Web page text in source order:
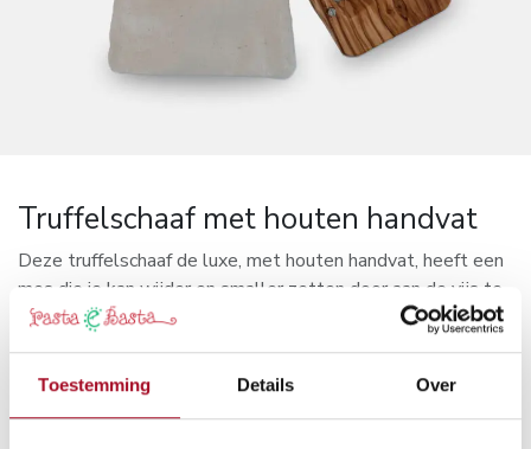
Toestemming Details Over
Truffelschaaf met houten handvat
Deze truffelschaaf de luxe, met houten handvat, heeft een
mes die je kan wijder en smaller zetten door aan de vijs te
draaien.
moeten zijn.